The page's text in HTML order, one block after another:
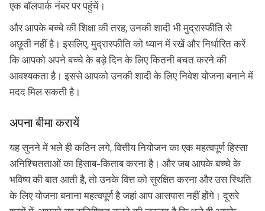
एक बॉलपार्क नंबर पर पहुंचें।
और आपके बच्चे की शिक्षा की तरह, उनकी शादी भी मुद्रास्फीति से
अछूती नहीं है। इसलिए, मुद्रास्फीति को ध्यान में रखें और निर्धारित करें
कि आपको अपने बच्चे के बड़े दिन के लिए कितनी बचत करने की
आवश्यकता है। इससे आपको उनकी शादी के लिए निवेश योजना बनाने में
मदद मिल सकती है।
अपना बीमा करायें
यह सुनने में भले ही कठिन लगे, वित्तीय नियोजन का एक महत्वपूर्ण हिस्सा
अनिश्चितताओं का हिसाब-किताब करना है। और जब आपके बच्चे के
भविष्य की बात आती है, तो उनके वित्त को सुरक्षित करना और उस स्थिति
के लिए योजना बनाना महत्वपूर्ण है जहां आप आसपास नहीं होंगे। दूसरे